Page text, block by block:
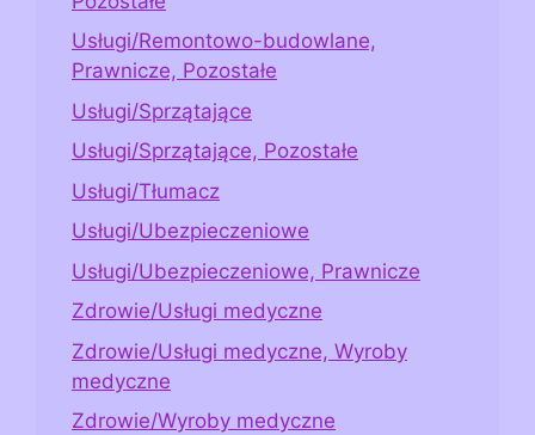
Usługi/Remontowo-budowlane,
Prawnicze, Pozostałe
Usługi/Sprzątające
Usługi/Sprzątające, Pozostałe
Usługi/Tłumacz
Usługi/Ubezpieczeniowe
Usługi/Ubezpieczeniowe, Prawnicze
Zdrowie/Usługi medyczne
Zdrowie/Usługi medyczne, Wyroby
medyczne
Zdrowie/Wyroby medyczne